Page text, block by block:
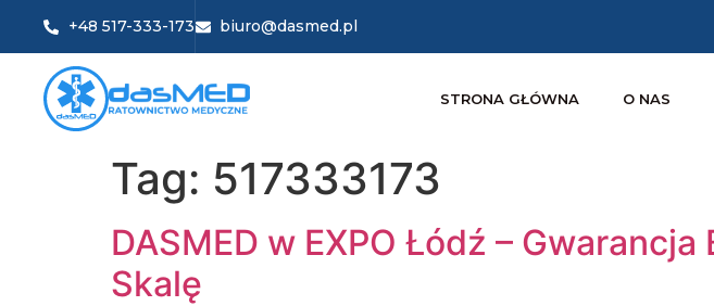
+48 517-333-173 biuro@dasmed.pl
STRONA GŁÓWNA O NAS
Tag: 517333173
DASMED w EXPO Łódź –
Skalę